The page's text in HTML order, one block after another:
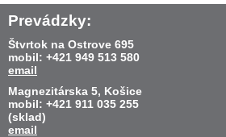
Prevádzky:
Štvrtok na Ostrove 695
mobil: +421 949 513 580
email
Magnezitárska 5, Košice
mobil: +421 911 035 255
(sklad)
email